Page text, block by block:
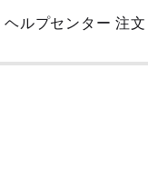
Skip
Main
ヘルプセンター 注文